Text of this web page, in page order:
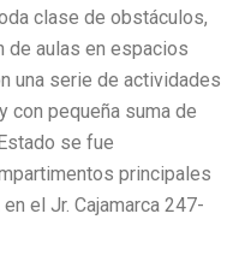
clase de obstáculos,
de aulas en espacios
una serie de actividades
con pequeña suma de
se fue
principales
el Jr. Cajamarca 247-